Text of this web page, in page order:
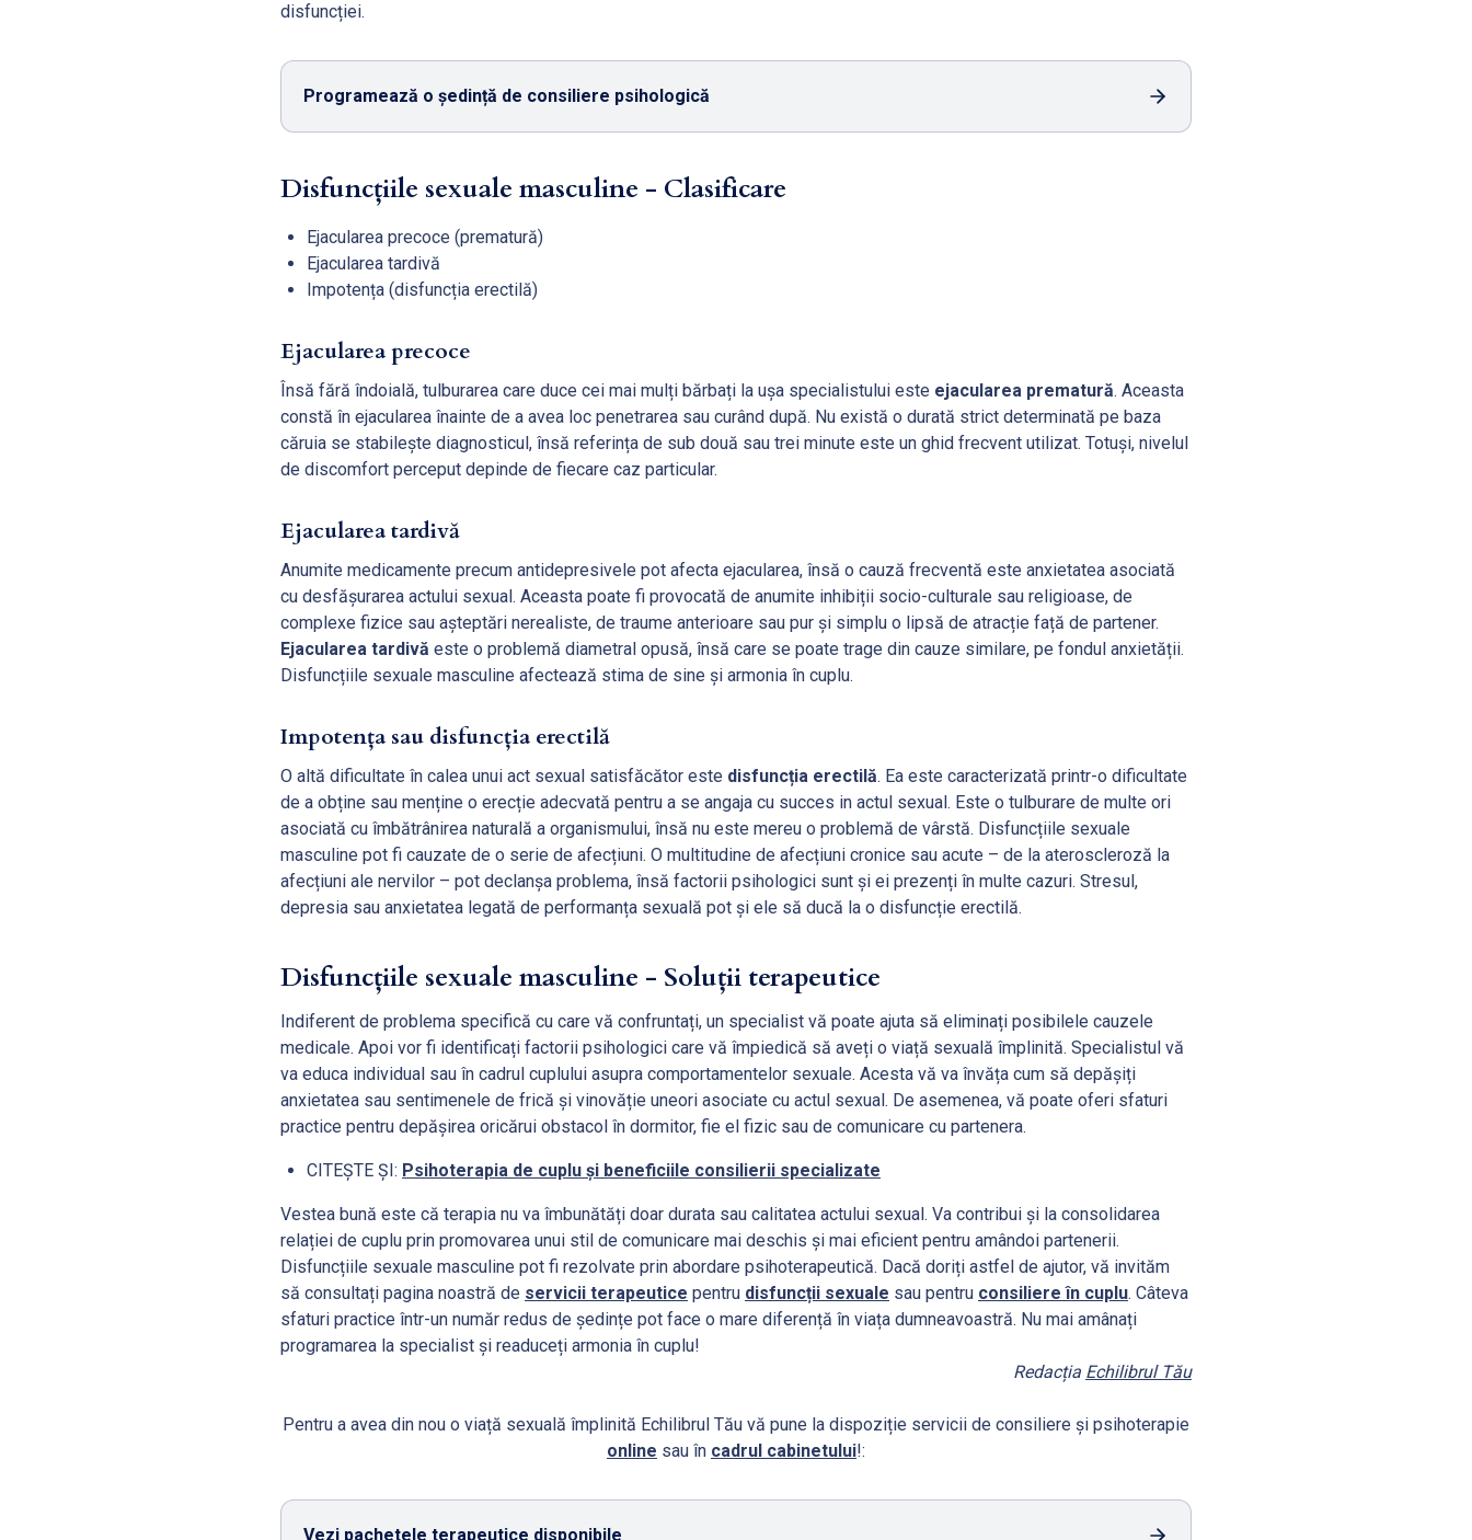
disfuncției.
Programează o ședință de consiliere psihologică
Disfuncțiile sexuale masculine - Clasificare
Ejacularea precoce (prematură)
Ejacularea tardivă
Impotența (disfuncția erectilă)
Ejacularea precoce
Însă fără îndoială, tulburarea care duce cei mai mulți bărbați la ușa specialistului este ejacularea prematură. Aceasta
constă în ejacularea înainte de a avea loc penetrarea sau curând după. Nu există o durată strict determinată pe baza
căruia se stabilește diagnosticul, însă referința de sub două sau trei minute este un ghid frecvent utilizat. Totuși, nivelul
de discomfort perceput depinde de fiecare caz particular.
Ejacularea tardivă
Anumite medicamente precum antidepresivele pot afecta ejacularea, însă o cauză frecventă este anxietatea asociată
cu desfășurarea actului sexual. Aceasta poate fi provocată de anumite inhibiții socio-culturale sau religioase, de
complexe fizice sau așteptări nerealiste, de traume anterioare sau pur și simplu o lipsă de atracție față de partener.
Ejacularea tardivă este o problemă diametral opusă, însă care se poate trage din cauze similare, pe fondul anxietății.
Disfuncțiile sexuale masculine afectează stima de sine și armonia în cuplu.
Impotența sau disfuncția erectilă
O altă dificultate în calea unui act sexual satisfăcător este disfuncția erectilă. Ea este caracterizată printr-o dificultate
de a obține sau menține o erecție adecvată pentru a se angaja cu succes in actul sexual. Este o tulburare de multe ori
asociată cu îmbătrânirea naturală a organismului, însă nu este mereu o problemă de vârstă. Disfuncțiile sexuale
masculine pot fi cauzate de o serie de afecțiuni. O multitudine de afecțiuni cronice sau acute – de la ateroscleroză la
afecțiuni ale nervilor – pot declanșa problema, însă factorii psihologici sunt și ei prezenți în multe cazuri. Stresul,
depresia sau anxietatea legată de performanța sexuală pot și ele să ducă la o disfuncție erectilă.
Disfuncțiile sexuale masculine - Soluții terapeutice
Indiferent de problema specifică cu care vă confruntați, un specialist vă poate ajuta să eliminați posibilele cauzele
medicale. Apoi vor fi identificați factorii psihologici care vă împiedică să aveți o viață sexuală împlinită. Specialistul vă
va educa individual sau în cadrul cuplului asupra comportamentelor sexuale. Acesta vă va învăța cum să depășiți
anxietatea sau sentimenele de frică și vinovăție uneori asociate cu actul sexual. De asemenea, vă poate oferi sfaturi
practice pentru depășirea oricărui obstacol în dormitor, fie el fizic sau de comunicare cu partenera.
CITEȘTE ȘI: Psihoterapia de cuplu și beneficiile consilierii specializate
Vestea bună este că terapia nu va îmbunătăți doar durata sau calitatea actului sexual. Va contribui și la consolidarea
relației de cuplu prin promovarea unui stil de comunicare mai deschis și mai eficient pentru amândoi partenerii.
Disfuncțiile sexuale masculine pot fi rezolvate prin abordare psihoterapeutică. Dacă doriți astfel de ajutor, vă invităm
să consultați pagina noastră de servicii terapeutice pentru disfuncții sexuale sau pentru consiliere în cuplu. Câteva
sfaturi practice într-un număr redus de ședințe pot face o mare diferență în viața dumneavoastră. Nu mai amânați
programarea la specialist și readuceți armonia în cuplu!
Redacția Echilibrul Tău
Pentru a avea din nou o viață sexuală împlinită Echilibrul Tău vă pune la dispoziție servicii de consiliere și psihoterapie
online sau în cadrul cabinetului!:
Vezi pachetele terapeutice disponibile